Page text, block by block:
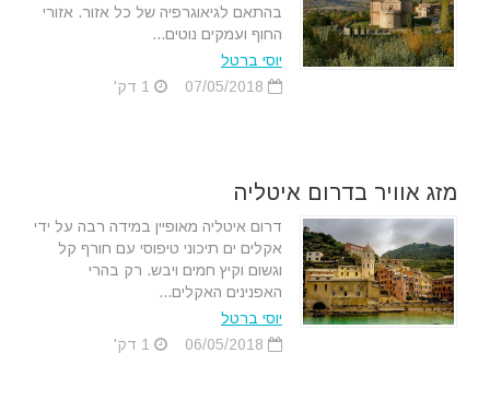
בהתאם לגיאוגרפיה של כל אזור. אזורי
החוף ועמקים נוטים...
יוסי ברטל
מזג אוויר בדרום איטליה
דרום איטליה מאופיין במידה רבה על ידי
אקלים ים תיכוני טיפוסי עם חורף קל
וגשום וקיץ חמים ויבש. רק בהרי
האפנינים האקלים...
יוסי ברטל